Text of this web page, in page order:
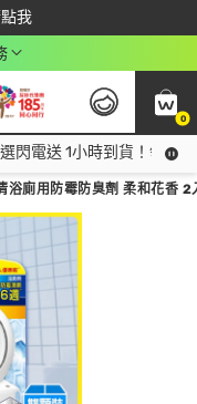
我
0
閃電送 1小時到貨！領神
浴廁用防霉防臭劑 柔和花香 2